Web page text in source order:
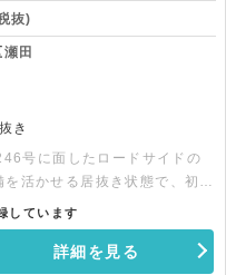
抜)
瀬田
き
号に面したロードサイドの
活かせる居抜き状態で、初期
テナントのため、独立性も保
広い業態に対応可能です。詳
しています
詳細を見る